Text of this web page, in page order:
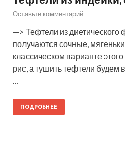
Оставьте комментарий
—> Тефтели из диетического
получаются сочные,
классическом варианте
рис, а тушить тефтели будем
…
ПОДРОБНЕЕ